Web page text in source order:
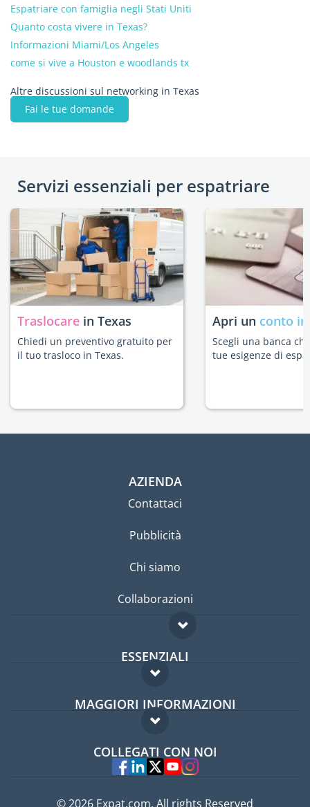
Espatriare con famiglia negli Stati Uniti
Quanto costa vivere in Texas?
Informazioni Miami/Los Angeles
come si vive a Houston e woodlands tx
Altre discussioni sul networking in Texas
Fai le tue domande
Servizi essenziali per espatriare
Traslocare in Texas
Chiedi un preventivo gratuito per
il tuo trasloco in Texas.
Apri un conto
Scegli una banca
tue esigenze di
AZIENDA
Contattaci
Pubblicità
Chi siamo
Collaborazioni
ESSENZIALI
Forum per expat
Guida per expat
MAGGIORI INFORMAZIONI
Domande frequenti
Esperti
COLLEGATI CON NOI
© 2026 Expat.com, All rights Reserved